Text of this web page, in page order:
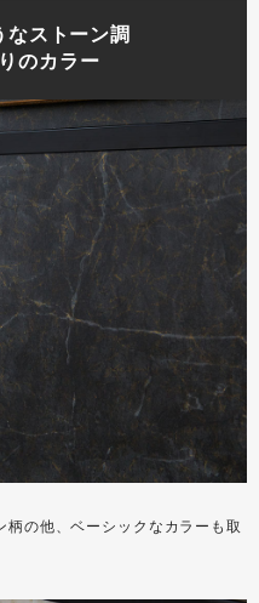
なストーン調
のカラー
柄の他、ベーシックなカラーも取